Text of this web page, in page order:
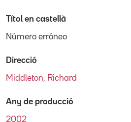
Títol en castellà
Número erróneo
Direcció
Middleton, Richard
Any de producció
2002